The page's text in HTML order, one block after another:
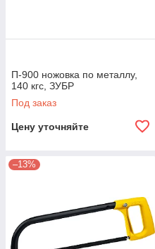
П-900 ножовка по металлу,
140 кгс, ЗУБР
Под заказ
Цену уточняйте
–13%